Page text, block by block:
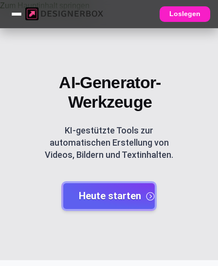
Zum Hauptinhalt springen
Loslegen
AI-Generator-
Werkzeuge
KI-gestützte Tools zur
automatischen Erstellung von
Videos, Bildern und Textinhalten.
Heute starten